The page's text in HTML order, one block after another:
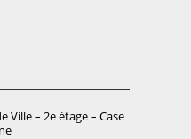
Ville – 2e étage – Case